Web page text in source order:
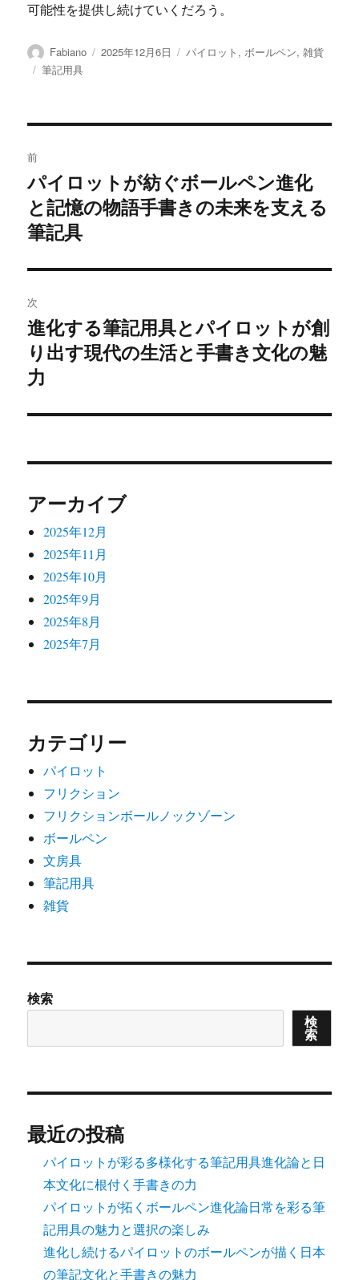
可能性を提供し続けていくだろう。
投
稿
Fabiano
投
2025年12月6日
カ
パイロット ,ボールペン,雑貨
タ
筆記用具
稿
ナ
ビ
ゲ
ー
シ
ョ
ン
前
前
の
投
パイロットが紡ぐボールペン進化
と記憶の物語手書きの未来を支える
筆記具
次
次
の
投
進化する筆記用具とパイロットが創
り出す現代の生活と手書き文化の魅
力
アーカイブ
2025年12月
2025年11月
2025年10月
2025年9月
2025年8月
2025年7月
カテゴリー
パイロット
フリクション
フリクションボールノックゾーン
ボールペン
文房具
筆記用具
雑貨
検索
検
索
最近の投稿
パイロットが彩る多様化する筆記用具進化論と日
本文化に根付く手書きの力
パイロットが拓くボールペン進化論日常を彩る筆
記用具の魅力と選択の楽しみ
進化し続けるパイロットのボールペンが描く日本
の筆記文化と手書きの魅力